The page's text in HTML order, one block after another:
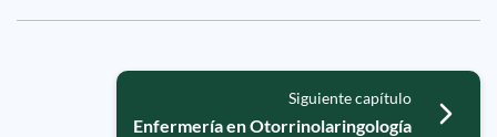
Siguiente capítulo
Enfermería en Otorrinolaringología